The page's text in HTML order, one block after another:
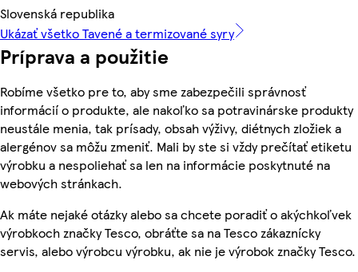
Slovenská republika
Ukázať všetko Tavené a termizované syry
Príprava a použitie
Robíme všetko pre to, aby sme zabezpečili správnosť
informácií o produkte, ale nakoľko sa potravinárske produkty
neustále menia, tak prísady, obsah výživy, diétnych zložiek a
alergénov sa môžu zmeniť. Mali by ste si vždy prečítať etiketu
výrobku a nespoliehať sa len na informácie poskytnuté na
webových stránkach.
Ak máte nejaké otázky alebo sa chcete poradiť o akýchkoľvek
výrobkoch značky Tesco, obráťte sa na Tesco zákaznícky
servis, alebo výrobcu výrobku, ak nie je výrobok značky Tesco.